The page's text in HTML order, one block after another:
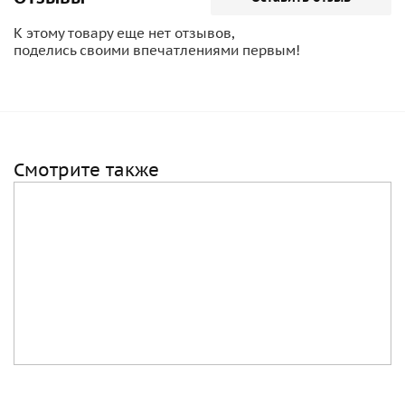
К этому товару еще нет отзывов,
поделись своими впечатлениями первым!
Смотрите также